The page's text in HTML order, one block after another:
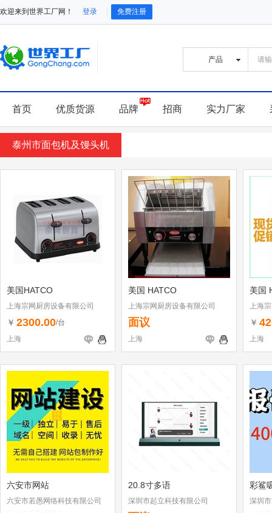
欢迎来到世界工厂网！ 登录 免费注册
首页 优质货源 品牌 招商 实力厂家
泰州市面包机及馒头机
美国HATCO
上海宗网厨房设备有限公司
￥ 2300.00/台
上海
美国 HATCO
上海宗网厨房设备有限公司
面议
上海
美国
上海
￥
上海
六安市网站
六安市若愚网络科技有限公司
20.8寸多语
深圳市起立科技有限公司
彩鲨
深圳